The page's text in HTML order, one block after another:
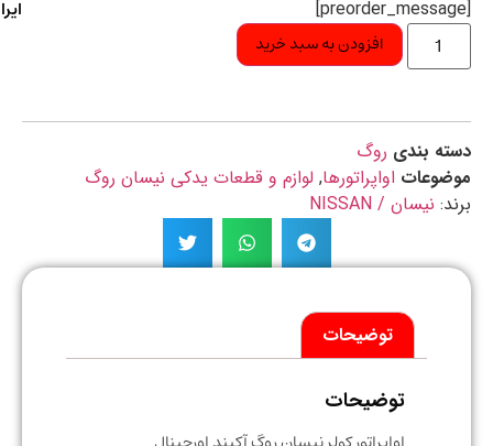
افزودن به سبد خرید
بندی روگ
اواپراتورها,لوازم و قطعات یدکی نیسان روگ
نیسان / NISSAN
توضیحات
توضیحات